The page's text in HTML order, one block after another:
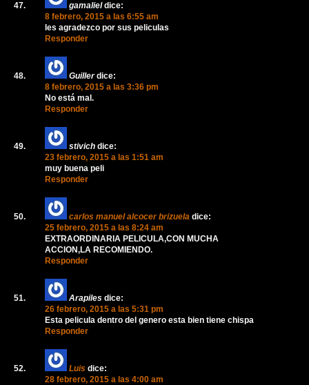
gamaliel dice:
8 febrero, 2015 a las 6:55 am
les agradezco por sus peliculas
Responder
Guiller dice:
8 febrero, 2015 a las 3:36 pm
No está mal.
Responder
stivich dice:
23 febrero, 2015 a las 1:51 am
muy buena peli
Responder
carlos manuel alcocer brizuela dice:
25 febrero, 2015 a las 8:24 am
EXTRAORDINARIA PELICULA,CON MUCHA
ACCION,LA RECOMIENDO.
Responder
Arapiles dice:
26 febrero, 2015 a las 5:31 pm
Esta pelicula dentro del genero esta bien tiene chispa
Responder
Luis dice:
28 febrero, 2015 a las 4:00 am